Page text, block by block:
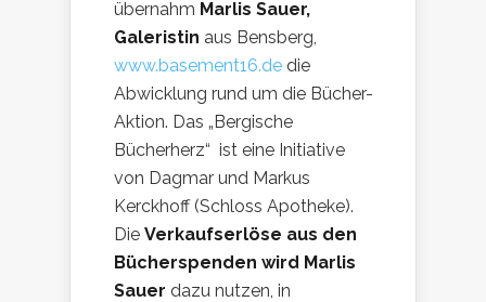
übernahm Marlis Sauer,
Galeristin aus Bensberg,
www.basement16.de die
Abwicklung rund um die Bücher-
Aktion. Das „Bergische
Bücherherz“ ist eine Initiative
von Dagmar und Markus
Kerckhoff (Schloss Apotheke).
Die Verkaufserlöse aus den
Bücherspenden wird Marlis
Sauer dazu nutzen, in